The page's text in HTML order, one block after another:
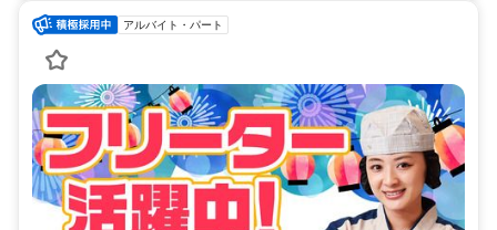
アルバイト・パート